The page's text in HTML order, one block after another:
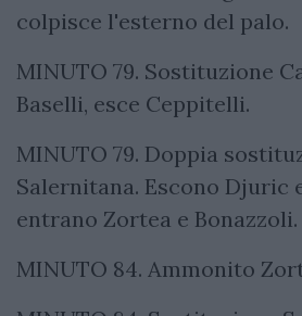
colpisce l'esterno del palo.
MINUTO 79. Sostituzione
Baselli, esce Ceppitelli.
MINUTO 79. Doppia
Salernitana. Escono Djuric
entrano Zortea e Bonazzoli.
MINUTO 84. Ammonito